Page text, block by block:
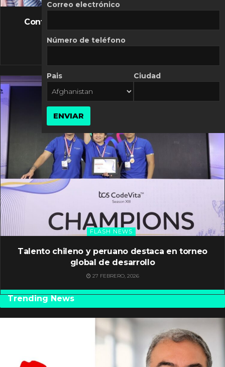
FLASH NEWS
Controversia de Mercado Libre por costos
10 MARZO, 2026
FLASH NEWS
Talento chileno y peruano destaca en torneo
global de desarrollo
27 FEBRERO, 2026
Trending News
Correo electrónico
Número de teléfono
Pais Ciudad
ENVIAR